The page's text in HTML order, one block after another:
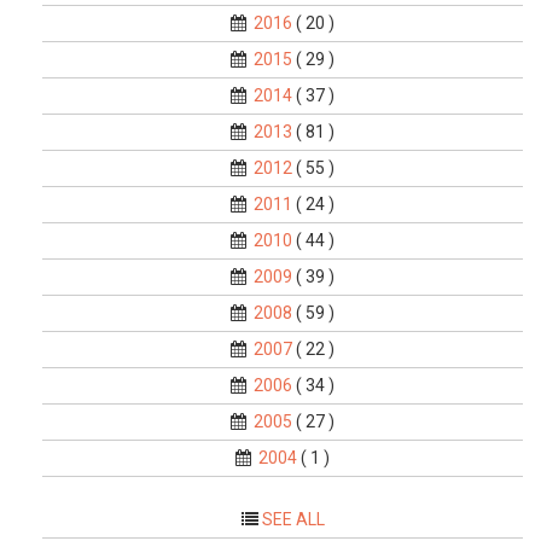
2016 ( 20 )
2015 ( 29 )
2014( 37 )
2013 ( 81 )
2012 ( 55 )
2011 ( 24 )
2010 ( 44 )
2009 ( 39 )
2008 ( 59 )
2007( 22 )
2006 ( 34 )
2005 ( 27 )
2004( 1 )
SEE ALL